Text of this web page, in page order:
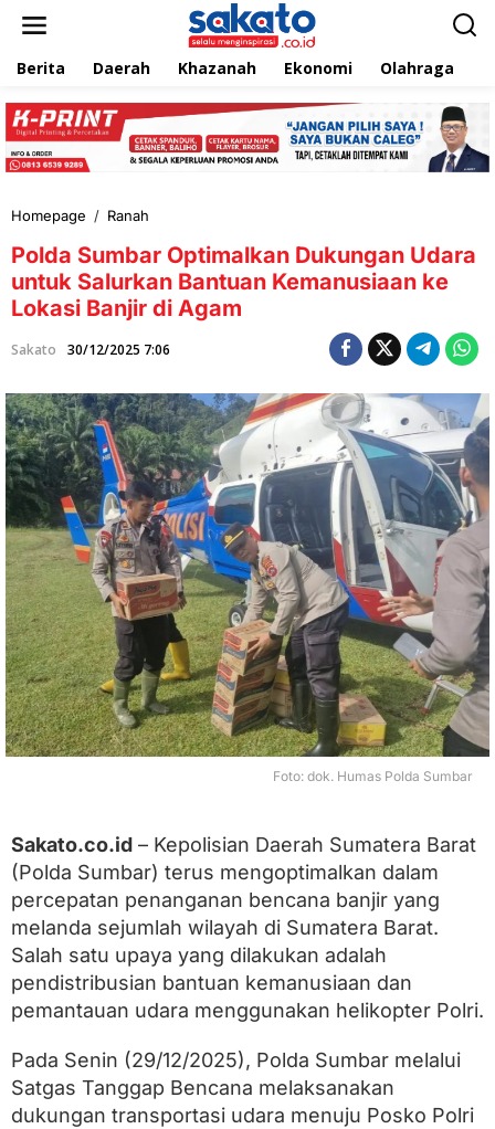
e
k
Berita Daerah Khazanah Ekonomi Olahraga
Homepage / Ranah
l
d
a
S
m
a
r
O
p
t
i
m
a
l
k
a
n
k
u
n
g
a
a
u
n
t
u
k
S
a
u
r
k
a
Polda Sumbar Optimalkan Dukungan Udara
untuk Salurkan Bantuan Kemanusiaan ke
Lokasi Banjir di Agam
Sakato 30/12/2025 7:06
Foto: dok. Humas Polda Sumbar
Sakato.co.id – Kepolisian Daerah Sumatera Barat
(Polda Sumbar) terus mengoptimalkan dalam
percepatan penanganan bencana banjir yang
melanda sejumlah wilayah di Sumatera Barat.
Salah satu upaya yang dilakukan adalah
pendistribusian bantuan kemanusiaan dan
pemantauan udara menggunakan helikopter Polri.
Pada Senin (29/12/2025), Polda Sumbar melalui
Satgas Tanggap Bencana melaksanakan
dukungan transportasi udara menuju Posko Polri